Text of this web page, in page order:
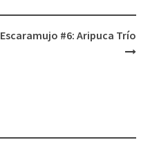
Escaramujo #6: Aripuca Trío